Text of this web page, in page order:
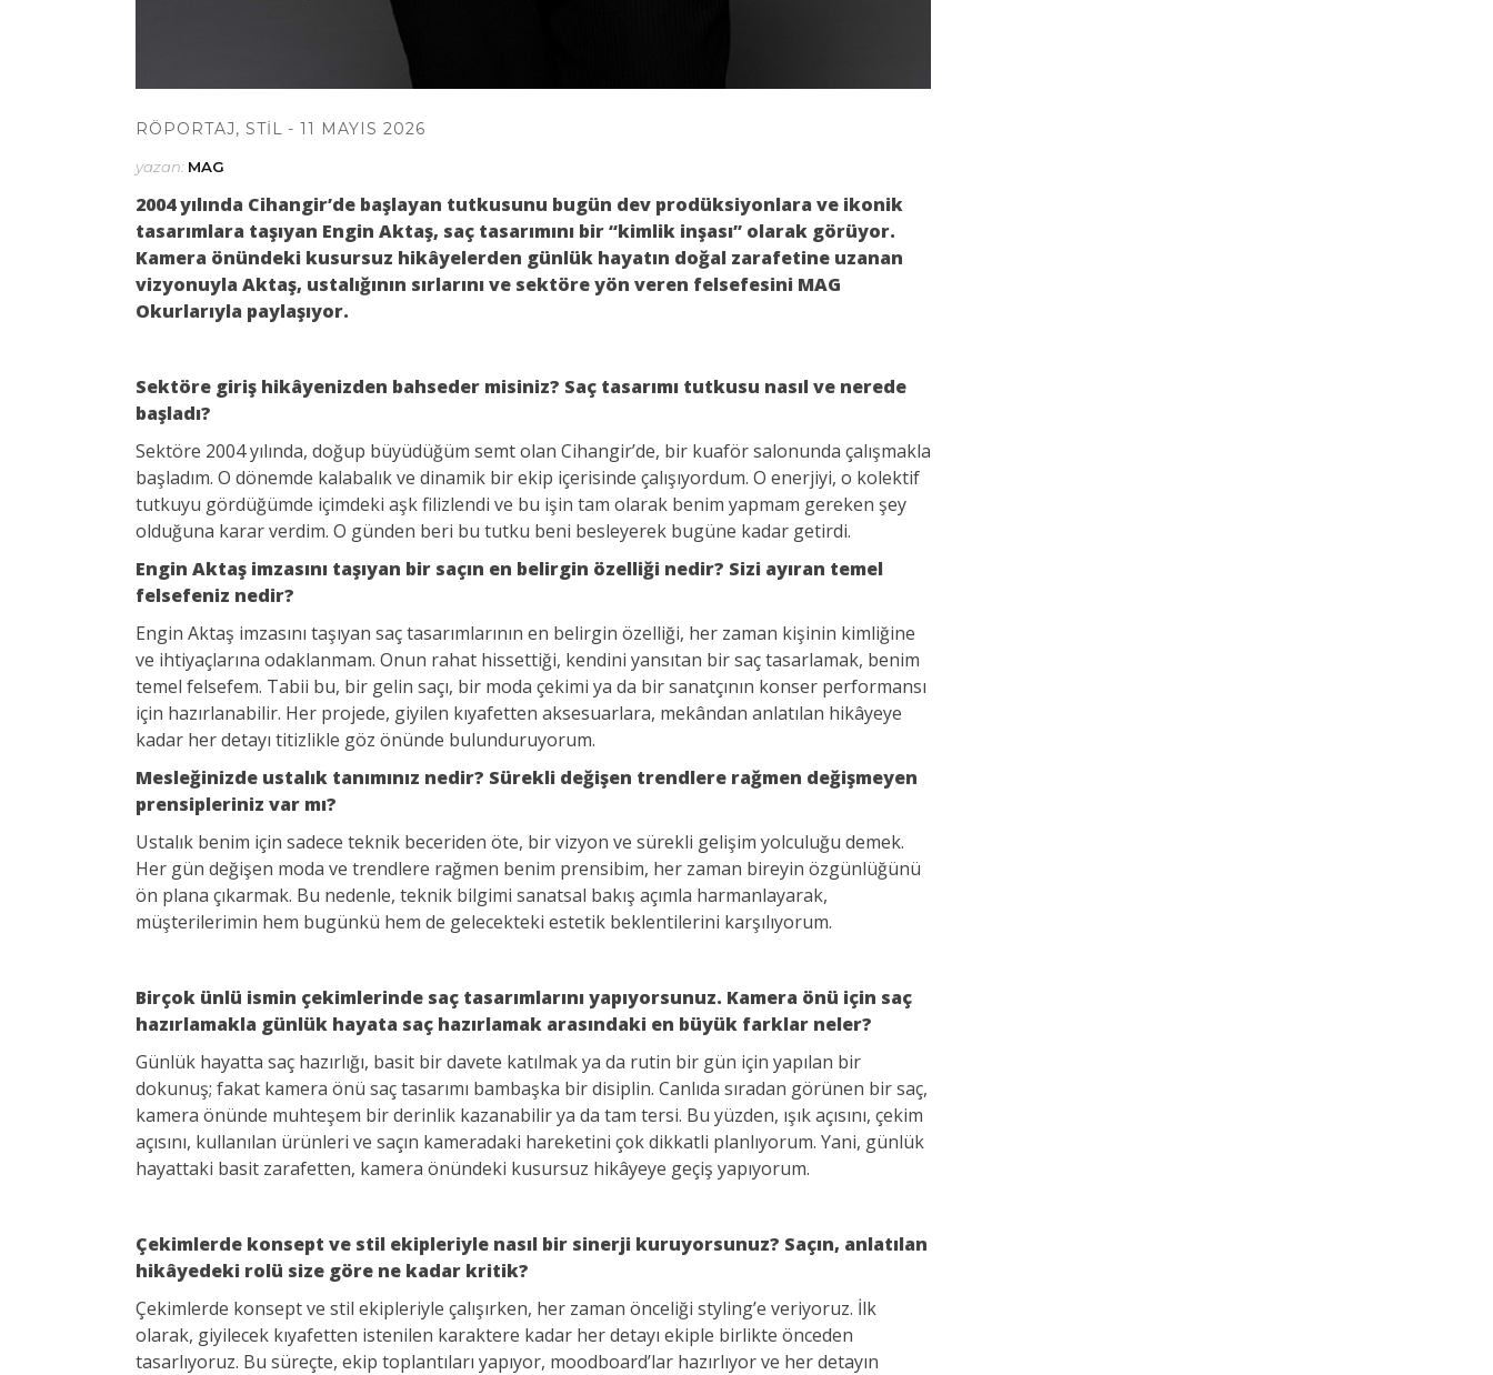
RÖPORTAJ, STIL 11 MAYIS 2026
yazan: MAG
2004 yılında Cihangir’de başlayan tutkusunu bugün dev prodüksiyonlara ve ikonik
tasarımlara taşıyan Engin Aktaş, saç tasarımını bir “kimlik inşası” olarak görüyor.
Kamera önündeki kusursuz hikâyelerden günlük hayatın doğal zarafetine uzanan
vizyonuyla Aktaş, ustalığının sırlarını ve sektöre yön veren felsefesini MAG
Okurlarıyla paylaşıyor.
Sektöre giriş hikâyenizden bahseder misiniz? Saç tasarımı tutkusu nasıl ve nerede
başladı?
Sektöre 2004 yılında, doğup büyüdüğüm semt olan Cihangir’de, bir kuaför salonunda çalışmakla
başladım. O dönemde kalabalık ve dinamik bir ekip içerisinde çalışıyordum. O enerjiyi, o kolektif
tutkuyu gördüğümde içimdeki aşk filizlendi ve bu işin tam olarak benim yapmam gereken şey
olduğuna karar verdim. O günden beri bu tutku beni besleyerek bugüne kadar getirdi.
Engin Aktaş imzasını taşıyan bir saçın en belirgin özelliği nedir? Sizi ayıran temel
felsefeniz nedir?
Engin Aktaş imzasını taşıyan saç tasarımlarının en belirgin özelliği, her zaman kişinin kimliğine
ve ihtiyaçlarına odaklanmam. Onun rahat hissettiği, kendini yansıtan bir saç tasarlamak, benim
temel felsefem. Tabii bu, bir gelin saçı, bir moda çekimi ya da bir sanatçının konser performansı
için hazırlanabilir. Her projede, giyilen kıyafetten aksesuarlara, mekândan anlatılan hikâyeye
kadar her detayı titizlikle göz önünde bulunduruyorum.
Mesleğinizde ustalık tanımınız nedir? Sürekli değişen trendlere rağmen değişmeyen
prensipleriniz var mı?
Ustalık benim için sadece teknik beceriden öte, bir vizyon ve sürekli gelişim yolculuğu demek.
Her gün değişen moda ve trendlere rağmen benim prensibim, her zaman bireyin özgünlüğünü
ön plana çıkarmak. Bu nedenle, teknik bilgimi sanatsal bakış açımla harmanlayarak,
müşterilerimin hem bugünkü hem de gelecekteki estetik beklentilerini karşılıyorum.
Birçok ünlü ismin çekimlerinde saç tasarımlarını yapıyorsunuz. Kamera önü için saç
hazırlamakla günlük hayata saç hazırlamak arasındaki en büyük farklar neler?
Günlük hayatta saç hazırlığı, basit bir davete katılmak ya da rutin bir gün için yapılan bir
dokunuş; fakat kamera önü saç tasarımı bambaşka bir disiplin. Canlıda sıradan görünen bir saç,
kamera önünde muhteşem bir derinlik kazanabilir ya da tam tersi. Bu yüzden, ışık açısını, çekim
açısını, kullanılan ürünleri ve saçın kameradaki hareketini çok dikkatli planlıyorum. Yani, günlük
hayattaki basit zarafetten, kamera önündeki kusursuz hikâyeye geçiş yapıyorum.
Çekimlerde konsept ve stil ekipleriyle nasıl bir sinerji kuruyorsunuz? Saçın, anlatılan
hikâyedeki rolü size göre ne kadar kritik?
Çekimlerde konsept ve stil ekipleriyle çalışırken, her zaman önceliği styling’e veriyoruz. İlk
olarak, giyilecek kıyafetten istenilen karaktere kadar her detayı ekiple birlikte önceden
tasarlıyoruz. Bu süreçte, ekip toplantıları yapıyor, moodboard’lar hazırlıyor ve her detayın